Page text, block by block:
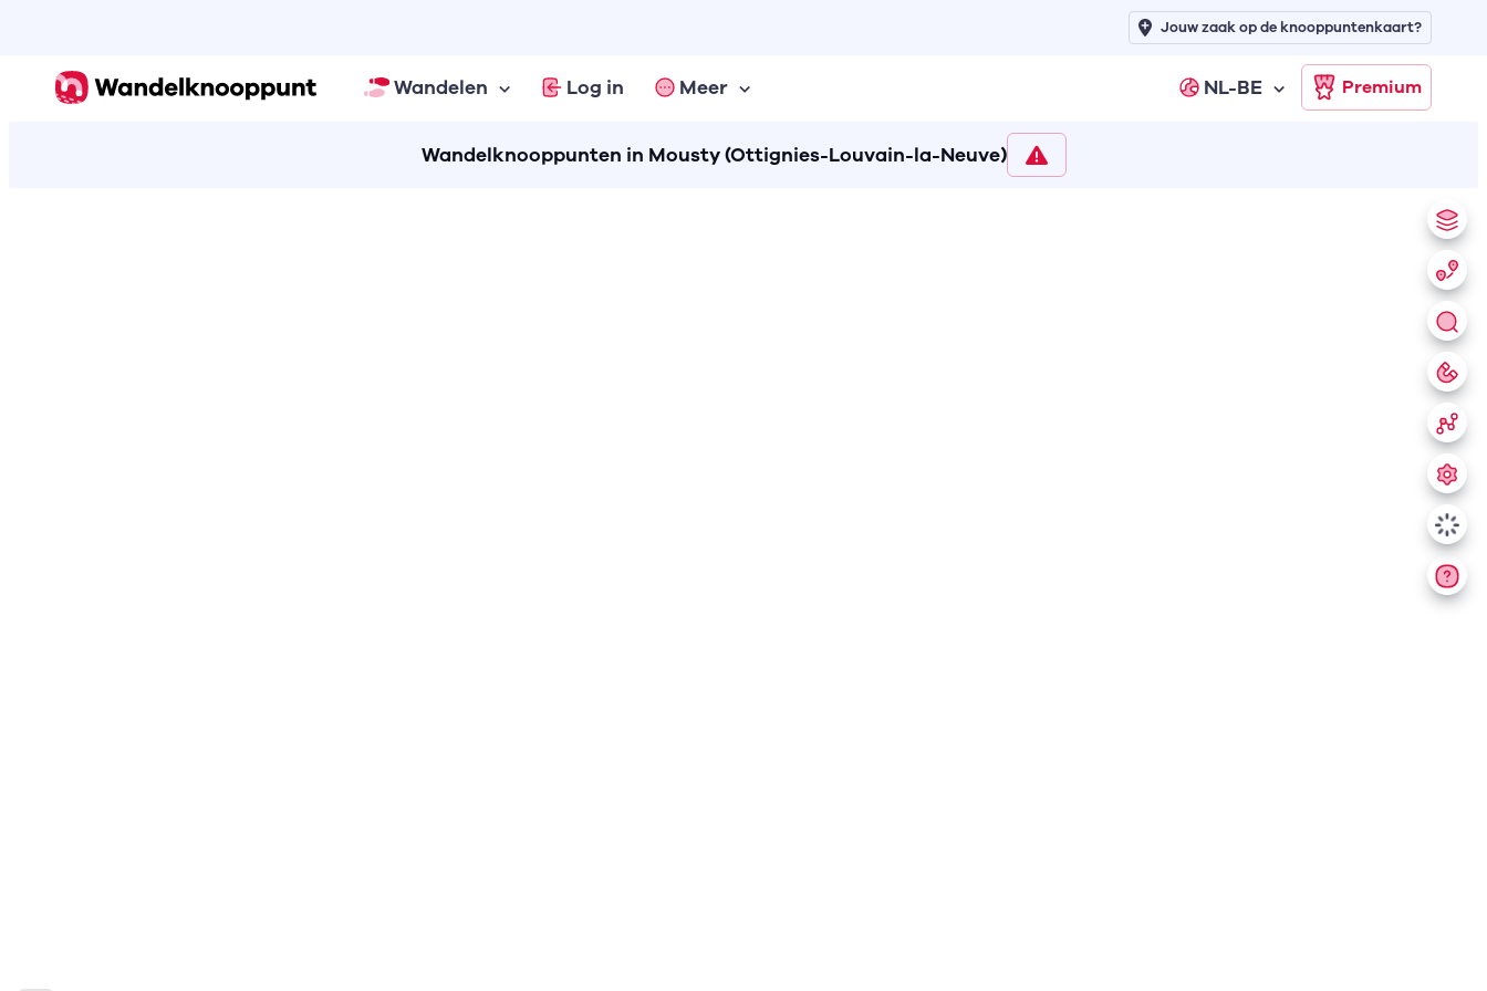
Wandelen Log in Meer NL-BE Premium
Jouw zaak op de knooppuntenkaart?
Wandelknooppunten in Mousty (Ottignies-Louvain-la-Neuve)